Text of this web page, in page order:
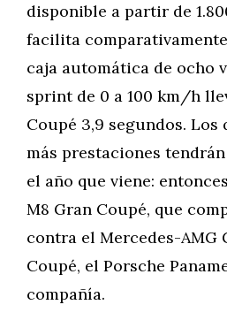
disponible a partir de
facilita
caja automática de ocho
sprint de 0 a 100 km/h
Coupé 3,9 segundos.
más prestaciones
el año que viene:
M8 Gran Coupé, que
contra el Mercedes-AMG
Coupé, el Porsche
compañía.